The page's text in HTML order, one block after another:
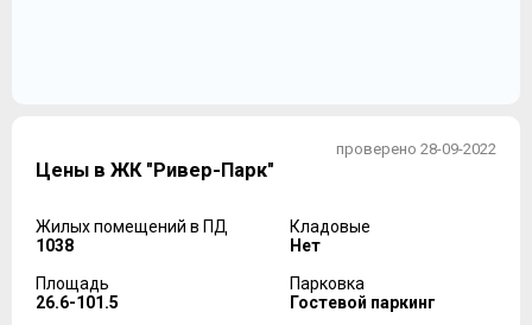
проверено 28-09-2022
Цены в ЖК "Ривер-Парк"
Жилых помещений в ПД
1038
Площадь
26.6-101.5
Кладовые
Нет
Парковка
Гостевой паркинг